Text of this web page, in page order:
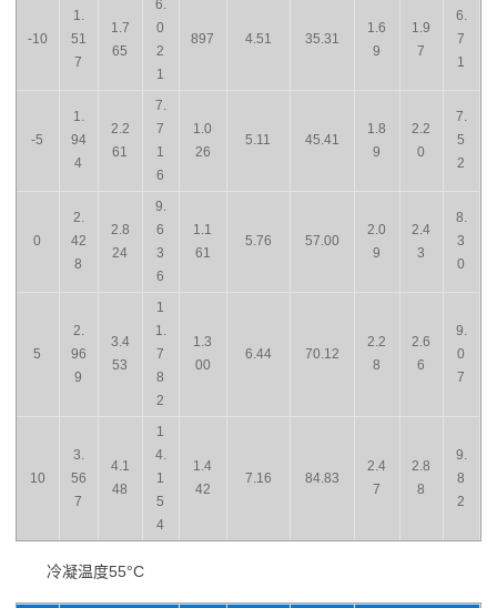
-10
1.
51
7
1.7
65
6.
0
2
1
897 4.51 35.31
1.6
9
1.9
7
6.
7
1
-5
1.
94
4
2.2
61
7.
7
1
6
1.0
26
5.11 45.41
1.8
9
2.2
0
7.
5
2
0
2.
42
8
2.8
24
9.
6
3
6
1.1
61
5.76 57.00
2.0
9
2.4
3
8.
3
0
5
2.
96
9
3.4
53
1
1.
7
8
2
1.3
00
6.44 70.12
2.2
8
2.6
6
9.
0
7
10
3.
56
7
4.1
48
1
4.
1
5
4
1.4
42
7.16 84.83
2.4
7
2.8
8
9.
8
2
冷凝温度55°C